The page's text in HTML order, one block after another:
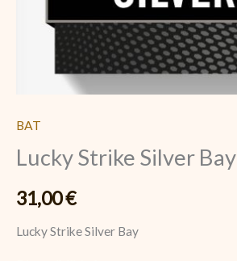
BAT
Lucky Strike Silver Bay
31,00€
Lucky Strike Silver Bay